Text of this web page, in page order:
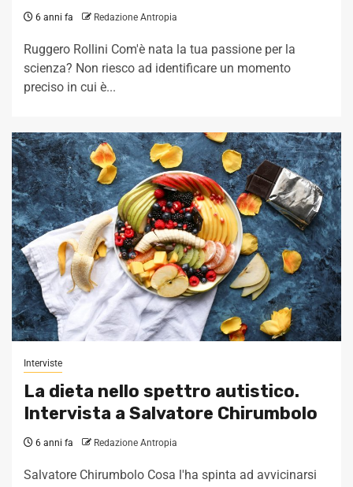
6 anni fa Redazione Antropia
Ruggero Rollini Com'è nata la tua passione per la
scienza? Non riesco ad identificare un momento
preciso in cui è...
Interviste
La dieta nello spettro autistico.
Intervista a Salvatore Chirumbolo
6 anni fa Redazione Antropia
Salvatore Chirumbolo Cosa l'ha spinta ad avvicinarsi